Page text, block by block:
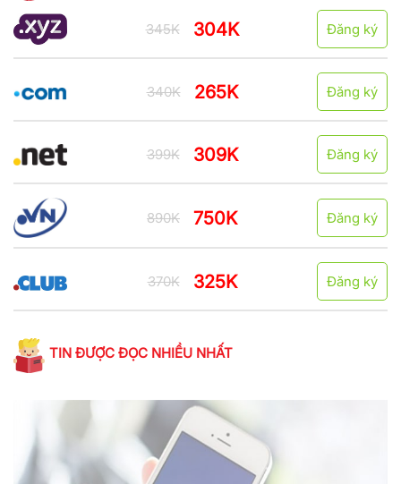
345K 304K Đăng ký
340K 265K Đăng ký
399K 309K Đăng ký
890K 750K Đăng ký
370K 325K Đăng ký
TIN ĐƯỢC ĐỌC NHIỀU NHẤT